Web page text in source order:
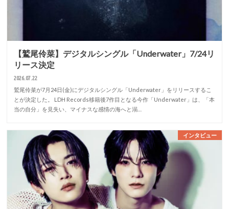
【鷲尾伶菜】デジタルシングル「Underwater」7/24リ
リース決定
2026.07.22
鷲尾伶菜が7月24日(金)にデジタルシングル「Underwater」をリリースするこ
とが決定した。 LDH Records移籍後7作目となる今作「Underwater」は、「本
当の自分」を見失い、マイナスな感情の海へと溺…
インタビュー